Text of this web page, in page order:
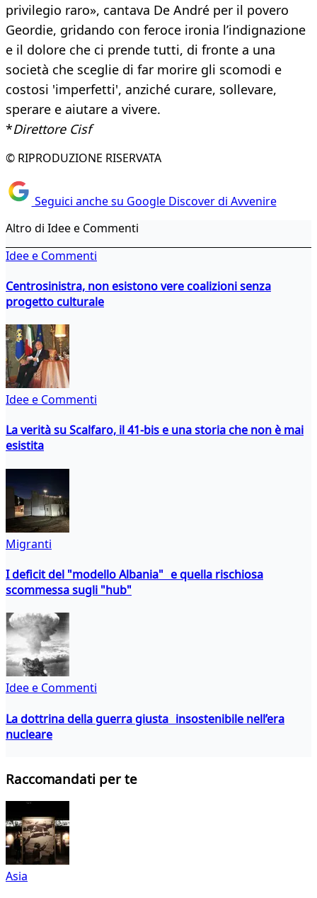
privilegio raro», cantava De André per il povero
Geordie, gridando con feroce ironia l’indignazione
e il dolore che ci prende tutti, di fronte a una
società che sceglie di far morire gli scomodi e
costosi 'imperfetti', anziché curare, sollevare,
sperare e aiutare a vivere.
*Direttore Cisf
© RIPRODUZIONE RISERVATA
Seguici anche su Google Discover di Avvenire
Altro di Idee e Commenti
Idee e Commenti
Centrosinistra, non esistono vere coalizioni senza
progetto culturale
Idee e Commenti
La verità su Scalfaro, il 41-bis e una storia che non è mai
esistita
Migranti
I deficit del "modello Albania" e quella rischiosa
scommessa sugli "hub"
Idee e Commenti
La dottrina della guerra giusta insostenibile nell’era
nucleare
Raccomandati per te
Asia